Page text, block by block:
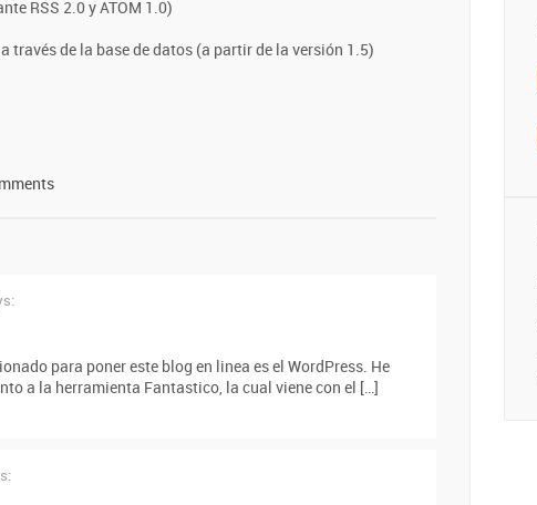
RSS 2.0 y ATOM 1.0)
través de la base de datos (a partir de la versión 1.5)
para poner este blog en linea es el WordPress. He
a la herramienta Fantastico, la cual viene con el […]